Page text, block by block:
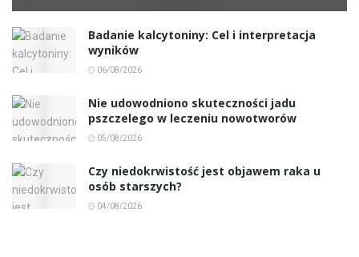
Badanie kalcytoniny: Cel i interpretacja
wyników
06/08/2026
Nie udowodniono skuteczności jadu
pszczelego w leczeniu nowotworów
05/08/2026
Czy niedokrwistość jest objawem raka u
osób starszych?
04/08/2026